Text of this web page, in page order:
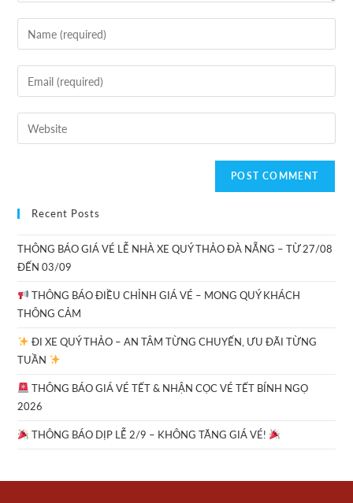
Recent Posts
THÔNG BÁO GIÁ VÉ LỄ NHÀ XE QUÝ THẢO ĐÀ NẴNG – TỪ 27/08
ĐẾN 03/09
THÔNG BÁO ĐIỀU CHỈNH GIÁ VÉ – MONG QUÝ KHÁCH
THÔNG CẢM
ĐI XE QUÝ THẢO – AN TÂM TỪNG CHUYẾN, ƯU ĐÃI TỪNG
TUẦN
THÔNG BÁO GIÁ VÉ TẾT & NHẬN CỌC VÉ TẾT BÍNH NGỌ
2026
THÔNG BÁO DỊP LỄ 2/9 – KHÔNG TĂNG GIÁ VÉ!